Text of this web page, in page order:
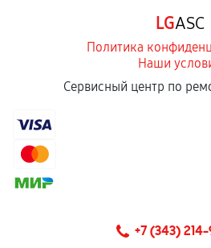
отдельных условиях.
Если комплектующие
сохраняться полностью или
соблюдены следующие
LGASC
Политика
Наши
Сервисный центр по
+7 (343)